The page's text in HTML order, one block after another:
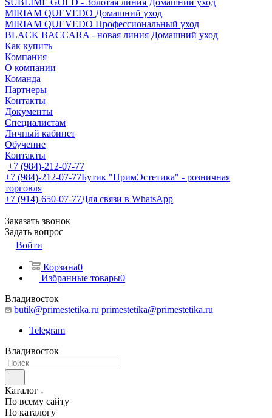
SUBLIME GOLD - Золотая линия Домашний уход
MIRIAM QUEVEDO Домашний уход
MIRIAM QUEVEDO Профессиональный уход
BLACK BACCARA - новая линия Домашний уход
Как купить
Компания
О компании
Команда
Партнеры
Контакты
Документы
Специалистам
Личный кабинет
Обучение
Контакты
+7 (984)-212-07-77
+7 (984)-212-07-77Бутик "ПримЭстетика" - розничная
торговля
+7 (914)-650-07-77Для связи в WhatsApp
Заказать звонок
Задать вопрос
Войти
Корзина0
Избранные товары0
Владивосток
butik@primestetika.ru primestetika@primestetika.ru
Telegram
Владивосток
Каталог
По всему сайту
По каталогу